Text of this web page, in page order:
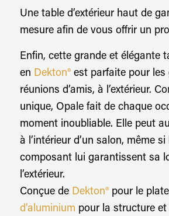
Une table d’extérieur haut de
mesure afin de vous offrir un
Enfin, cette grande et élégante
en Dekton®est parfaite pour les
réunions d’amis, à l’extérieur.
unique, Opale fait de chaque
moment inoubliable. Elle peut
à l’intérieur d’un salon, même
composant lui garantissent sa
l’extérieur.
Conçue de Dekton®pour le
d’aluminium pour la structure et